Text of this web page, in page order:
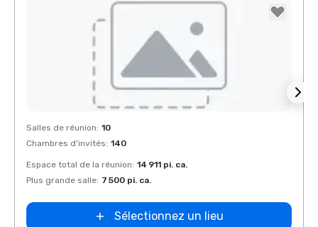
Removed from favorites
Salles de réunion: 10
Chambres d'invités: 140
Espace total de la réunion: 14 911 pi. ca.
Plus grande salle: 7 500 pi. ca.
Sélectionnez un lieu